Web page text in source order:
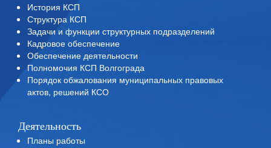
История КСП
Структура КСП
Задачи и функции структурных подразделений
Кадровое обеспечение
Обеспечение деятельности
Полномочия КСП Волгограда
Порядок обжалования муниципальных правовых
актов, решений КСО
Деятельность
Планы работы